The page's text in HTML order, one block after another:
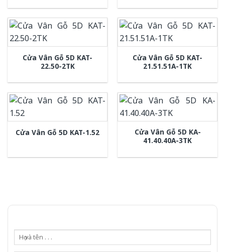
Cửa Vân Gỗ 5D KAT-
22.50-2TK
Cửa Vân Gỗ 5D KAT-
21.51.51A-1TK
Cửa Vân Gỗ 5D KAT-1.52
Cửa Vân Gỗ 5D KA-
41.40.40A-3TK